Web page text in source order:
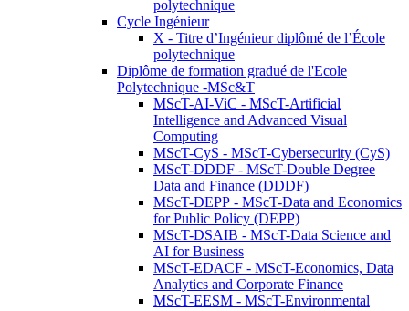
polytechnique
Cycle Ingénieur
X - Titre d’Ingénieur diplômé de l’École
polytechnique
Diplôme de formation gradué de l'Ecole
Polytechnique -MSc&T
MScT-AI-ViC - MScT-Artificial
Intelligence and Advanced Visual
Computing
MScT-CyS - MScT-Cybersecurity (CyS)
MScT-DDDF - MScT-Double Degree
Data and Finance (DDDF)
MScT-DEPP - MScT-Data and Economics
for Public Policy (DEPP)
MScT-DSAIB - MScT-Data Science and
AI for Business
MScT-EDACF - MScT-Economics, Data
Analytics and Corporate Finance
MScT-EESM - MScT-Environmental